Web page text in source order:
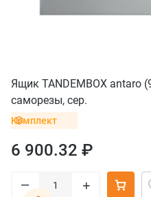
Ящик TANDEMBOX antaro
саморезы, сер.
Комплект
6 900.32 ₽
– +